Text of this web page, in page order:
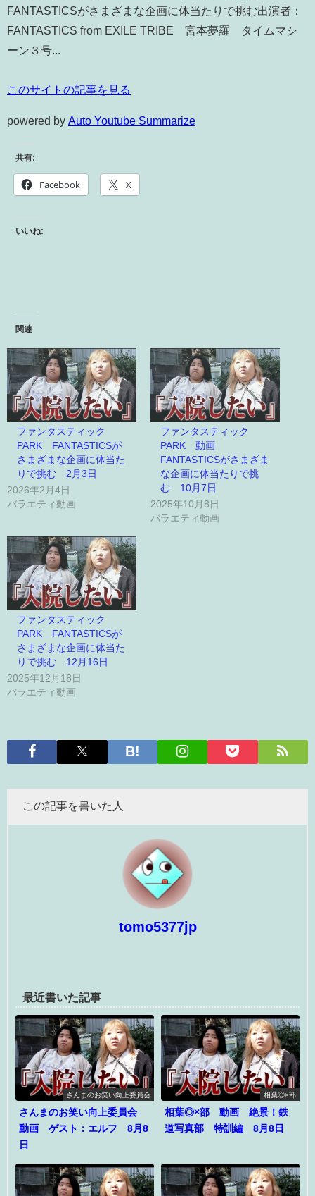
FANTASTICSがさまざまな企画に体当たりで挑む出演者：
FANTASTICS from EXILE TRIBE 宮本夢羅 タイムマシ
ーン３号...
このサイトの記事を見る
powered by Auto Youtube Summarize
共有:
Facebook X
いいね:
関連
ファンタスティック
PARK FANTASTICSが
さまざまな企画に体当た
りで挑む 2月3日
2026年2月4日
バラエティ動画
ファンタスティック
PARK 動画
FANTASTICSがさまざま
な企画に体当たりで挑
む 10月7日
2025年10月8日
バラエティ動画
ファンタスティック
PARK FANTASTICSが
さまざまな企画に体当た
りで挑む 12月16日
2025年12月18日
バラエティ動画
この記事を書いた人
tomo5377jp
最近書いた記事
さんまのお笑い向上委員会
さんまのお笑い向上委員会
動画 ゲスト：エルフ 8月8
日
相葉◎×部
相葉◎×部 動画 絶景！鉄
道写真部 特訓編 8月8日